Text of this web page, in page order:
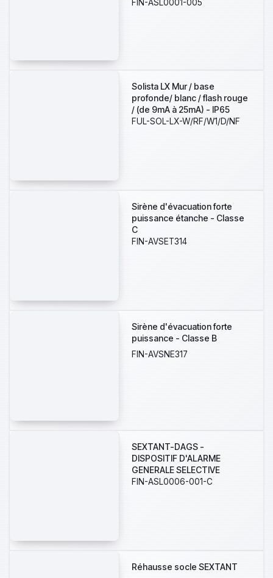
FIN-ASL0001-005
Solista LX Mur / base
profonde/ blanc / flash rouge
/ (de 9mA à 25mA) - IP65
FUL-SOL-LX-W/RF/W1/D/NF
Sirène d'évacuation forte
puissance étanche - Classe
C
FIN-AVSET314
Sirène d'évacuation forte
puissance - Classe B
FIN-AVSNE317
SEXTANT-DAGS -
DISPOSITIF D'ALARME
GENERALE SELECTIVE
FIN-ASL0006-001-C
Réhausse socle SEXTANT